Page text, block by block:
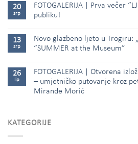
20
srp
FOTOGALERIJA | Prva večer
publiku!
13
srp
Novo glazbeno ljeto u Trogiru:
“SUMMER at the Museum”
26
lip
FOTOGALERIJA | Otvorena
– umjetničko putovanje kroz
Mirande Morić
KATEGORIJE